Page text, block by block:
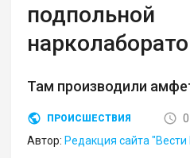
подпольной
Там производили
ПРОИСШЕСТВИЯ
Автор: Редакция сайта